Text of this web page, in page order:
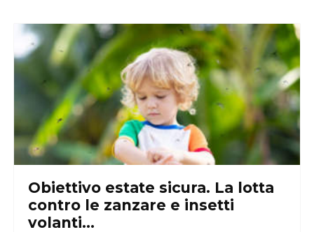
Obiettivo estate sicura. La lotta
contro le zanzare e insetti
volanti...